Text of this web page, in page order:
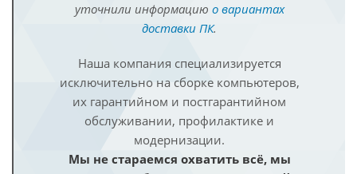
уточнили информацию о вариантах
доставки ПК.
Наша компания специализируется
исключительно на сборке компьютеров,
их гарантийном и постгарантийном
обслуживании, профилактике и
модернизации.
Мы не стараемся охватить всё, мы